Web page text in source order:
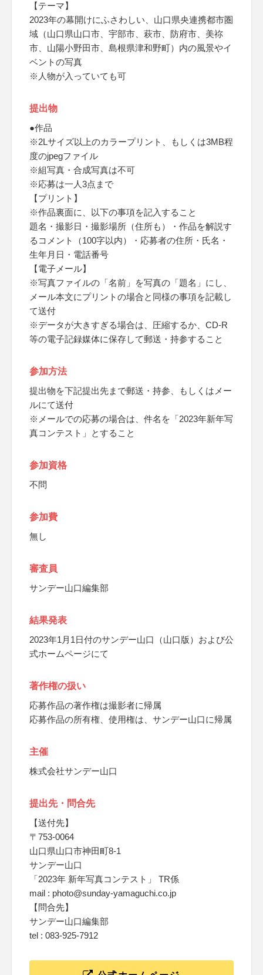
【テーマ】
2023年の幕開けにふさわしい、山口県央連携都市圏
域（山口県山口市、宇部市、萩市、防府市、美祢
市、山陽小野田市、島根県津和野町）内の風景やイ
ベントの写真
※人物が入っていても可
提出物
●作品
※2Lサイズ以上のカラープリント、もしくは3MB程
度のjpegファイル
※組写真・合成写真は不可
※応募は一人3点まで
【プリント】
※作品裏面に、以下の事項を記入すること
題名・撮影日・撮影場所（住所も）・作品を解説す
るコメント（100字以内）・応募者の住所・氏名・
生年月日・電話番号
【電子メール】
※写真ファイルの「名前」を写真の「題名」にし、
メール本文にプリントの場合と同様の事項を記載し
て送付
※データが大きすぎる場合は、圧縮するか、CD-R
等の電子記録媒体に保存して郵送・持参すること
参加方法
提出物を下記提出先まで郵送・持参、もしくはメー
ルにて送付
※メールでの応募の場合は、件名を「2023年新年写
真コンテスト」とすること
参加資格
不問
参加費
無し
審査員
サンデー山口編集部
結果発表
2023年1月1日付のサンデー山口（山口版）および公
式ホームページにて
著作権の扱い
応募作品の著作権は撮影者に帰属
応募作品の所有権、使用権は、サンデー山口に帰属
主催
株式会社サンデー山口
提出先・問合先
【送付先】
〒753-0064
山口県山口市神田町8-1
サンデー山口
「2023年 新年写真コンテスト」 TR係
mail : photo@sunday-yamaguchi.co.jp
【問合先】
サンデー山口編集部
tel : 083-925-7912